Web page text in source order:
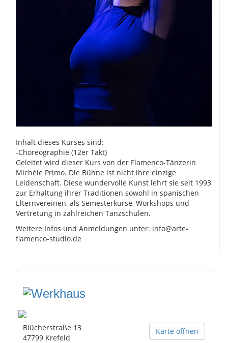
Inhalt dieses Kurses sind:
-Choreographie (12er Takt)
Geleitet wird dieser Kurs von der Flamenco-Tänzerin
Michèle Primo. Die Bühne ist nicht ihre einzige
Leidenschaft. Diese wundervolle Kunst lehrt sie seit 1993
zur Erhaltung ihrer Traditionen sowohl in spanischen
Elternvereinen, als Semesterkurse, Workshops und
Vertretung in zahlreichen Tanzschulen.
Weitere Infos und Anmeldungen unter: info@arte-
flamenco-studio.de
Karte öffnen
Blücherstraße 13
47799 Krefeld